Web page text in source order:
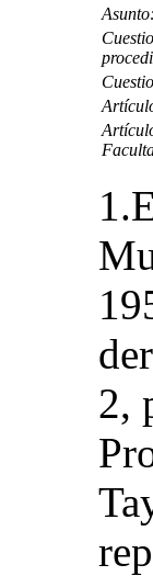
Asunto:
2,